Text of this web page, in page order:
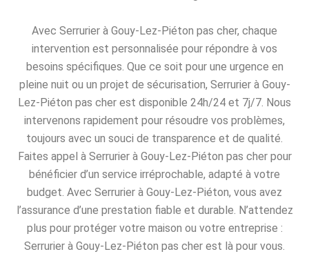
Avec Serrurier à Gouy-Lez-Piéton pas cher, chaque
intervention est personnalisée pour répondre à vos
besoins spécifiques. Que ce soit pour une urgence en
pleine nuit ou un projet de sécurisation, Serrurier à Gouy-
Lez-Piéton pas cher est disponible 24h/24 et 7j/7. Nous
intervenons rapidement pour résoudre vos problèmes,
toujours avec un souci de transparence et de qualité.
Faites appel à Serrurier à Gouy-Lez-Piéton pas cher pour
bénéficier d’un service irréprochable, adapté à votre
budget. Avec Serrurier à Gouy-Lez-Piéton, vous avez
l’assurance d’une prestation fiable et durable. N’attendez
plus pour protéger votre maison ou votre entreprise :
Serrurier à Gouy-Lez-Piéton pas cher est là pour vous.